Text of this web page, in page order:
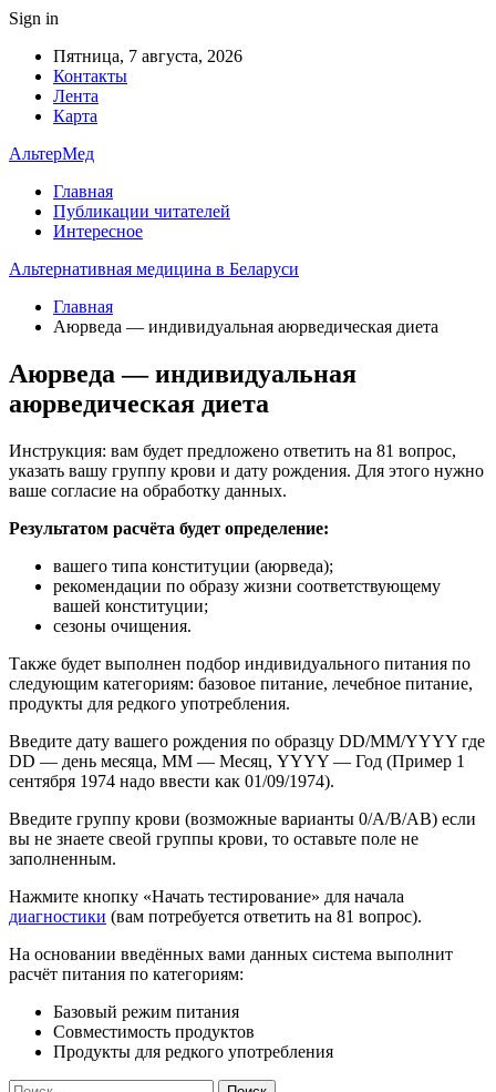
Sign in
Пятница, 7 августа, 2026
Контакты
Лента
Карта
АльтерМед
Главная
Публикации читателей
Интересное
Альтернативная медицина в Беларуси
Главная
Аюрведа — индивидуальная аюрведическая диета
Аюрведа — индивидуальная
аюрведическая диета
Инструкция: вам будет предложено ответить на 81 вопрос,
указать вашу группу крови и дату рождения. Для этого нужно
ваше согласие на обработку данных.
Результатом расчёта будет определение:
вашего типа конституции (аюрведа);
рекомендации по образу жизни соответствующему
вашей конституции;
сезоны очищения.
Также будет выполнен подбор индивидуального питания по
следующим категориям: базовое питание, лечебное питание,
продукты для редкого употребления.
Введите дату вашего рождения по образцу DD/MM/YYYY где
DD — день месяца, MM — Месяц, YYYY — Год (Пример 1
сентября 1974 надо ввести как 01/09/1974).
Введите группу крови (возможные варианты 0/A/B/AB) если
вы не знаете свеой группы крови, то оставьте поле не
заполненным.
Нажмите кнопку «Начать тестирование» для начала
диагностики (вам потребуется ответить на 81 вопрос).
На основании введённых вами данных система выполнит
расчёт питания по категориям:
Базовый режим питания
Совместимость продуктов
Продукты для редкого употребления